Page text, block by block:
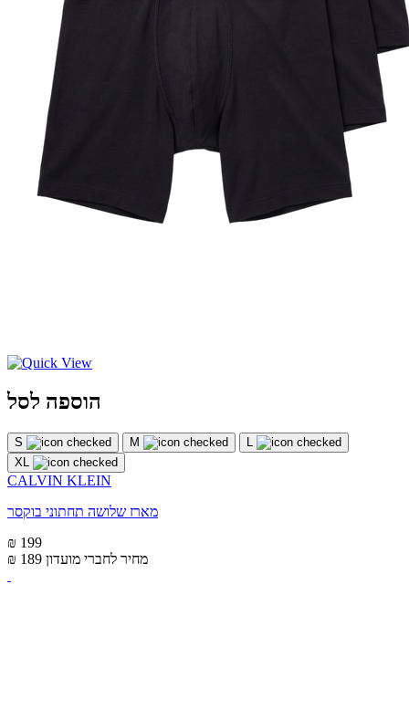
הוספה לסל
S M
L
XL
CALVIN KLEIN
מארז שלושה תחתוני בוקסר
₪ 199
₪ 189 מחיר לחברי מועדון